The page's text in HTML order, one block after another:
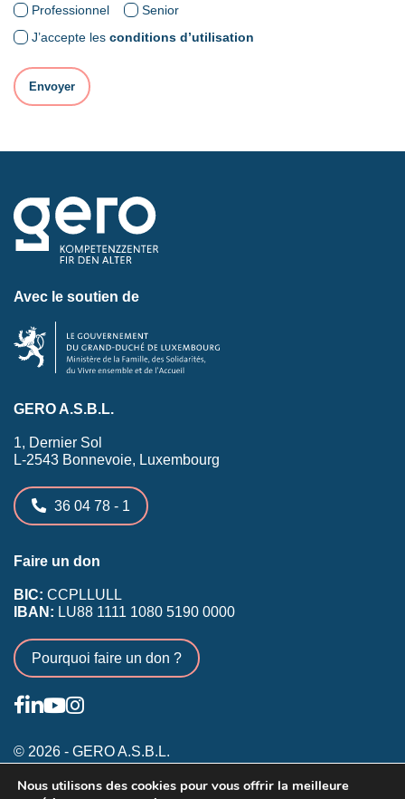
Professionnel
Senior
J’accepte les conditions d’utilisation
Avec le soutien de
GERO A.S.B.L.
1, Dernier Sol
L-2543 Bonnevoie, Luxembourg
36 04 78 - 1
Faire un don
BIC: CCPLLULL
IBAN: LU88 1111 1080 5190 0000
Pourquoi faire un don ?
© 2026 - GERO A.S.B.L.
Conditions générales
Nous utilisons des cookies pour vous offrir la meilleure